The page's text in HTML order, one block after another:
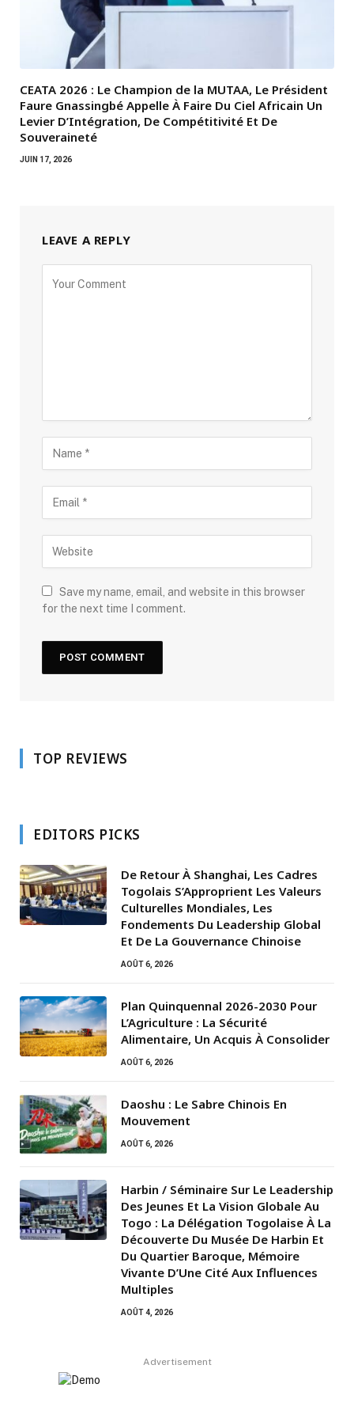
CEATA 2026 : Le Champion de la MUTAA, Le Président
Faure Gnassingbé Appelle À Faire Du Ciel Africain Un
Levier D’Intégration, De Compétitivité Et De
Souveraineté
JUIN 17, 2026
LEAVE A REPLY
Save my name, email, and website in this browser
for the next time I comment.
TOP REVIEWS
EDITORS PICKS
De Retour À Shanghai, Les Cadres
Togolais S’Approprient Les Valeurs
Culturelles Mondiales, Les
Fondements Du Leadership Global
Et De La Gouvernance Chinoise
AOÛT 6, 2026
Plan Quinquennal 2026-2030 Pour
L’Agriculture : La Sécurité
Alimentaire, Un Acquis À Consolider
AOÛT 6, 2026
Daoshu : Le Sabre Chinois En
Mouvement
AOÛT 6, 2026
Harbin / Séminaire Sur Le Leadership
Des Jeunes Et La Vision Globale Au
Togo : La Délégation Togolaise À La
Découverte Du Musée De Harbin Et
Du Quartier Baroque, Mémoire
Vivante D’Une Cité Aux Influences
Multiples
AOÛT 4, 2026
Advertisement